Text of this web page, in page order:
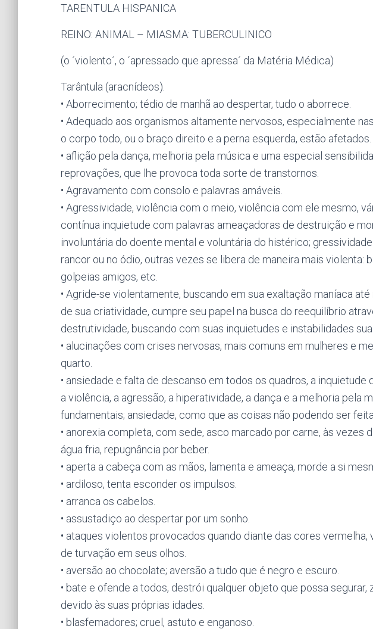
TARENTULA HISPANICA
REINO: ANIMAL – MIASMA: TUBERCULINICO
(o ´violento´, o ´apressado que apressa´ da Matéria Médica)
Tarântula (aracnídeos).
• Aborrecimento; tédio de manhã ao despertar, tudo o aborrece.
• Adequado aos organismos altamente nervosos, especialmente
o corpo todo, ou o braço direito e a perna esquerda, estão afetados.
• aflição pela dança, melhoria pela música e uma especial
reprovações, que lhe provoca toda sorte de transtornos.
• Agravamento com consolo e palavras amáveis.
• Agressividade, violência com o meio, violência com ele mesmo,
contínua inquietude com palavras ameaçadoras de destruição e
involuntária do doente mental e voluntária do histérico;
rancor ou no ódio, outras vezes se libera de maneira mais violenta:
golpeias amigos, etc.
• Agride-se violentamente, buscando em sua exaltação maníaca
de sua criatividade, cumpre seu papel na busca do reequilíbrio
destrutividade, buscando com suas inquietudes e instabilidades
• alucinações com crises nervosas, mais comuns em mulheres e
quarto.
• ansiedade e falta de descanso em todos os quadros, a inquietude
a violência, a agressão, a hiperatividade, a dança e a melhoria pela
fundamentais; ansiedade, como que as coisas não podendo ser
• anorexia completa, com sede, asco marcado por carne, às vezes
água fria, repugnância por beber.
• aperta a cabeça com as mãos, lamenta e ameaça, morde a si
• ardiloso, tenta esconder os impulsos.
• arranca os cabelos.
• assustadiço ao despertar por um sonho.
• ataques violentos provocados quando diante das cores
de turvação em seus olhos.
• aversão ao chocolate; aversão a tudo que é negro e escuro.
• bate e ofende a todos, destrói qualquer objeto que possa
devido às suas próprias idades.
• blasfemadores; cruel, astuto e enganoso.